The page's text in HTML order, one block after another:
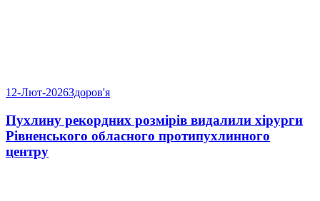
12-Лют-2026Здоров'я
Пухлину рекордних розмірів видалили хірурги
Рівненського обласного протипухлинного
центру